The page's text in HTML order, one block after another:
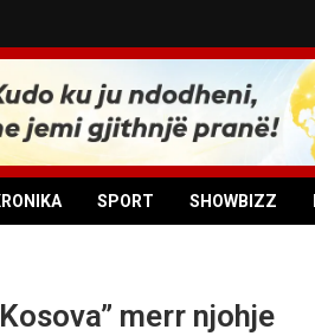
SPORT SHOWBIZZ
merr njohje